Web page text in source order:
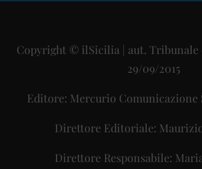
Copyright © ilSicilia | aut. Tribunale
29/09/2015
Editore: Mercurio Comunicazione
Direttore Editoriale:
Direttore Responsabile: